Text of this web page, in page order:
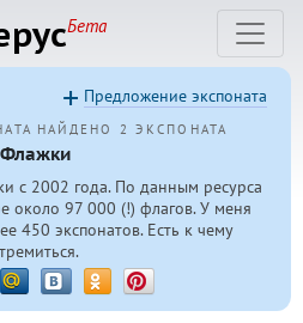
Бета
НАЙДЕНО 2 ЭКСПОНАТА
Флажки
с 2002 года. По данным ресурса
около 97 000 (!) флагов. У меня
450 экспонатов. Есть к чему
Предложение экспоната